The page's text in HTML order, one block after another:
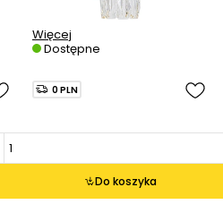
Więcej
Dostępne
Do koszyka
0 PLN